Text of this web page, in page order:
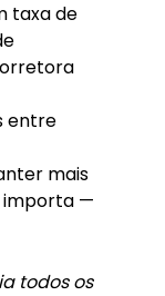
taxa de
entre
mais
importa —
todos os